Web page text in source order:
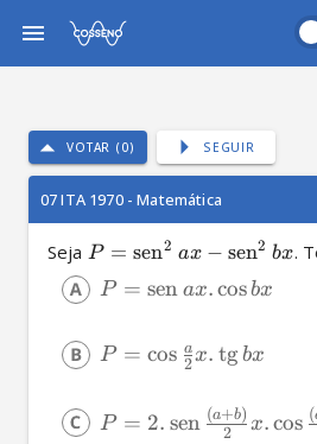
VOTAR (0) SEGUIR
07 ITA 1970 - Matemática
Seja P = sen2 ax − sen2 bx.
P = sen ax.cosbx
P = cos 2
ax. tg bx
P = 2. sen 2
(a+b) x.cos (